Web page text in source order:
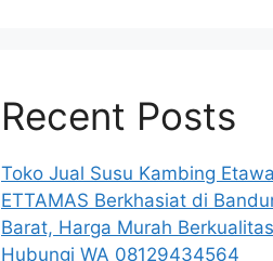
Recent Posts
Toko Jual Susu Kambing Etawa
ETTAMAS Berkhasiat di
Barat, Harga Murah Berkualitas
Hubungi WA 08129434564